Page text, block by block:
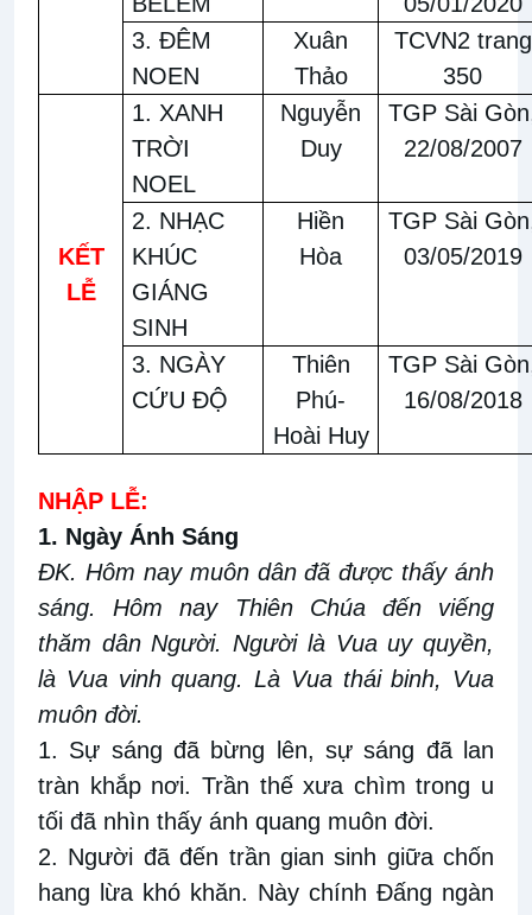
3. ĐÊM
NOEN
Xuân
Thảo
TCVN2 trang
350
KẾT
LỄ
1. XANH
TRỜI
NOEL
Nguyễn
Duy
TGP Sài
22/08/2007
2. NHẠC
KHÚC
GIÁNG
SINH
Hiền
Hòa
TGP Sài
03/05/2019
3. NGÀY
CỨU ĐỘ
Thiên
Phú-
Hoài Huy
TGP Sài
16/08/2018
NHẬP LỄ:
1. Ngày Ánh Sáng
ĐK. Hôm nay muôn dân đã được thấy ánh
sáng. Hôm nay Thiên Chúa đến viếng
thăm dân Người. Người là Vua uy quyền,
là Vua vinh quang. Là Vua thái binh, Vua
muôn đời.
1. Sự sáng đã bừng lên, sự sáng đã lan
tràn khắp nơi. Trần thế xưa chìm trong u
tối đã nhìn thấy ánh quang muôn đời.
2. Người đã đến trần gian sinh giữa chốn
hang lừa khó khăn. Này chính Đấng ngàn